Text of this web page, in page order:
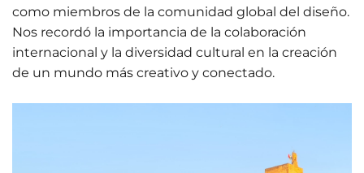
como miembros de la comunidad global del diseño.
Nos recordó la importancia de la colaboración
internacional y la diversidad cultural en la creación
de un mundo más creativo y conectado.